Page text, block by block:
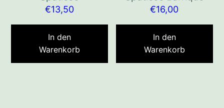
€13,50
In den
Warenkorb
€16,00
In den
Warenkorb